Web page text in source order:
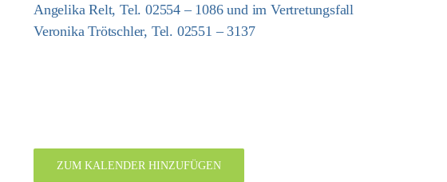
Angelika Relt, Tel. 02554 – 1086 und im Vertretungsfall
Veronika Trötschler, Tel. 02551 – 3137
ZUM KALENDER HINZUFÜGEN